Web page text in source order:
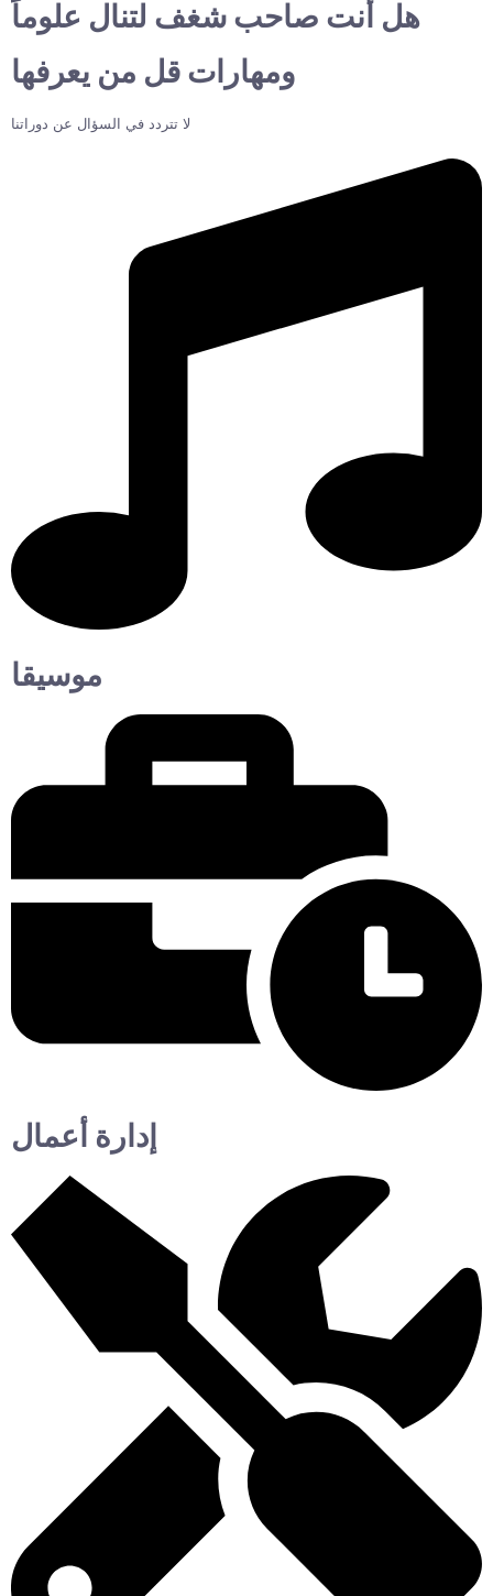
هل أنت صاحب شغف لتنال علوماً
ومهارات قل من يعرفها
لا تتردد في السؤال عن دوراتنا
موسيقا
إدارة أعمال